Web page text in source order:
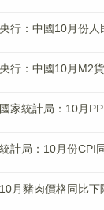
央行：中國10月份
央行：中國10月M2
國家統計局：10月
統計局：10月份CPI
10月豬肉價格同比